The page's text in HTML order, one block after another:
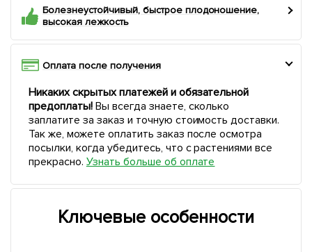
Болезнеустойчивый, быстрое плодоношение,
высокая лежкость
Оплата после получения
Никаких скрытых платежей и обязательной
предоплаты!Вы всегда знаете, сколько
заплатите за заказ и точную стоимость доставки.
Так же, можете оплатить заказ после осмотра
посылки, когда убедитесь, что с растениями все
прекрасно. Узнать больше об оплате
Ключевые особенности